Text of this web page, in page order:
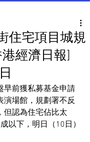
住宅項目城規
經濟日報]
早前獲私募基金申請
演場館，規劃署不反
但認為住宅佔比太
以下，明日（10日）